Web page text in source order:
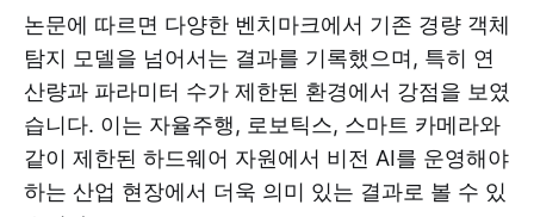
논문에 따르면 다양한 벤치마크에서 기존 경량 객체
탐지 모델을 넘어서는 결과를 기록했으며, 특히 연
산량과 파라미터 수가 제한된 환경에서 강점을 보였
습니다. 이는 자율주행, 로보틱스, 스마트 카메라와
같이 제한된 하드웨어 자원에서 비전 AI를 운영해야
하는 산업 현장에서 더욱 의미 있는 결과로 볼 수 있